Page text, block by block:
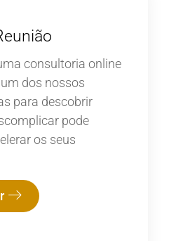
consultoria online
dos nossos
para descobrir
pode
os seus